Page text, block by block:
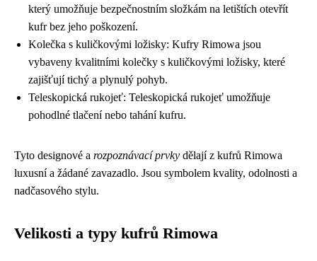
který umožňuje bezpečnostním složkám na letištích otevřít
kufr bez jeho poškození.
Kolečka s kuličkovými ložisky: Kufry Rimowa jsou
vybaveny kvalitními kolečky s kuličkovými ložisky, které
zajišťují tichý a plynulý pohyb.
Teleskopická rukojeť: Teleskopická rukojeť umožňuje
pohodlné tlačení nebo tahání kufru.
Tyto designové a rozpoznávací prvky dělají z kufrů Rimowa
luxusní a žádané zavazadlo. Jsou symbolem kvality, odolnosti a
nadčasového stylu.
Velikosti a typy kufrů Rimowa